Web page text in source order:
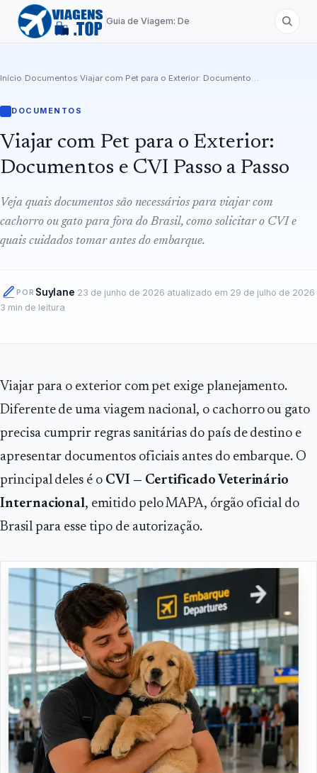
Guia de Viagem: Destinos de A a Z
Início Documentos Viajar com Pet para o Exterior: Documentos e CVI Passo a Passo
DOCUMENTOS
Viajar com Pet para o Exterior:
Documentos e CVI Passo a Passo
Veja quais documentos são necessários para viajar com
cachorro ou gato para fora do Brasil, como solicitar o CVI e
quais cuidados tomar antes do embarque.
POR Suylane 23 de junho de 2026 atualizado em 29 de julho de 2026
3 min de leitura
Viajar para o exterior com pet exige planejamento.
Diferente de uma viagem nacional, o cachorro ou gato
precisa cumprir regras sanitárias do país de destino e
apresentar documentos oficiais antes do embarque. O
principal deles é o CVI — Certificado Veterinário
Internacional, emitido pelo MAPA, órgão oficial do
Brasil para esse tipo de autorização.